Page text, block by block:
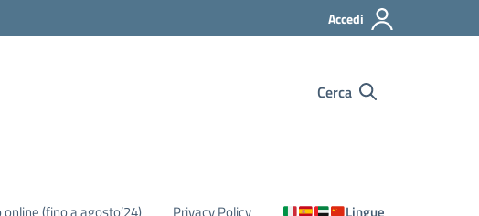
Accedi
Cerca